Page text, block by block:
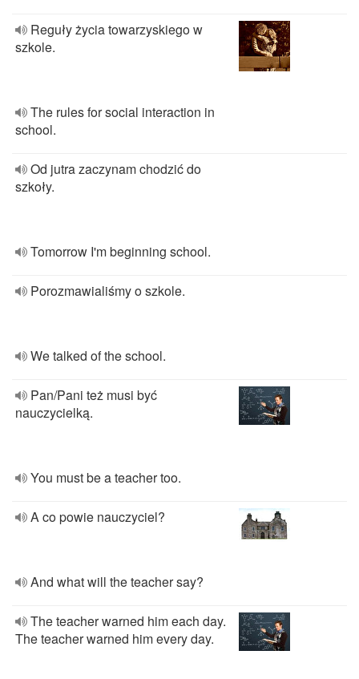
Reguły życia towarzyskiego w
szkole.
The rules for social interaction in
school.
Od jutra zaczynam chodzić do
szkoły.
Tomorrow I'm beginning school.
Porozmawialiśmy o szkole.
We talked of the school.
Pan/Pani też musi być
nauczycielką.
You must be a teacher too.
A co powie nauczyciel?
And what will the teacher say?
The teacher warned him each day.
The teacher warned him every day.